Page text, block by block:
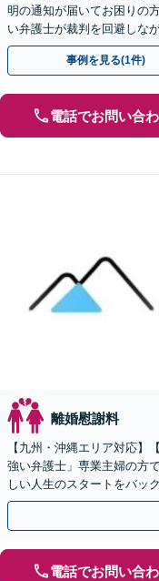
明の通知が届いてお困りの
い弁護士が裁判を回避しな
相談可(予約制)】【全国対応
事例を見る(1件)
電話でお問い合
離婚慰謝料
【九州・沖縄エリア対応】
強い弁護士」専業主婦の方
しい人生のスタートをバッ
せ」経営者特有の離婚問題
電話でお問い合